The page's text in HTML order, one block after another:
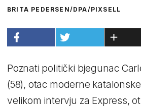
BRITA PEDERSEN/DPA/PIXSELL
Poznati politički bjegunac
(58), otac moderne
velikom intervju za Express,